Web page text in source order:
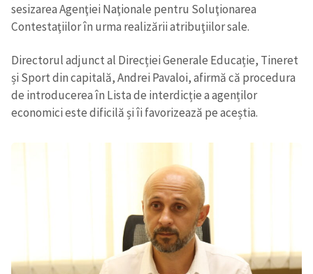
sesizarea Agenţiei Naţionale pentru Soluţionarea
Contestaţiilor în urma realizării atribuţiilor sale.
Directorul adjunct al Direcției Generale Educație, Tineret
și Sport din capitală, Andrei Pavaloi, afirmă că procedura
de introducerea în Lista de interdicție a agenților
economici este dificilă și îi favorizează pe aceștia.